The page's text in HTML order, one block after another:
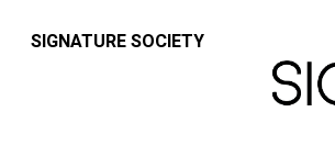
SIGNATURE SOCIETY